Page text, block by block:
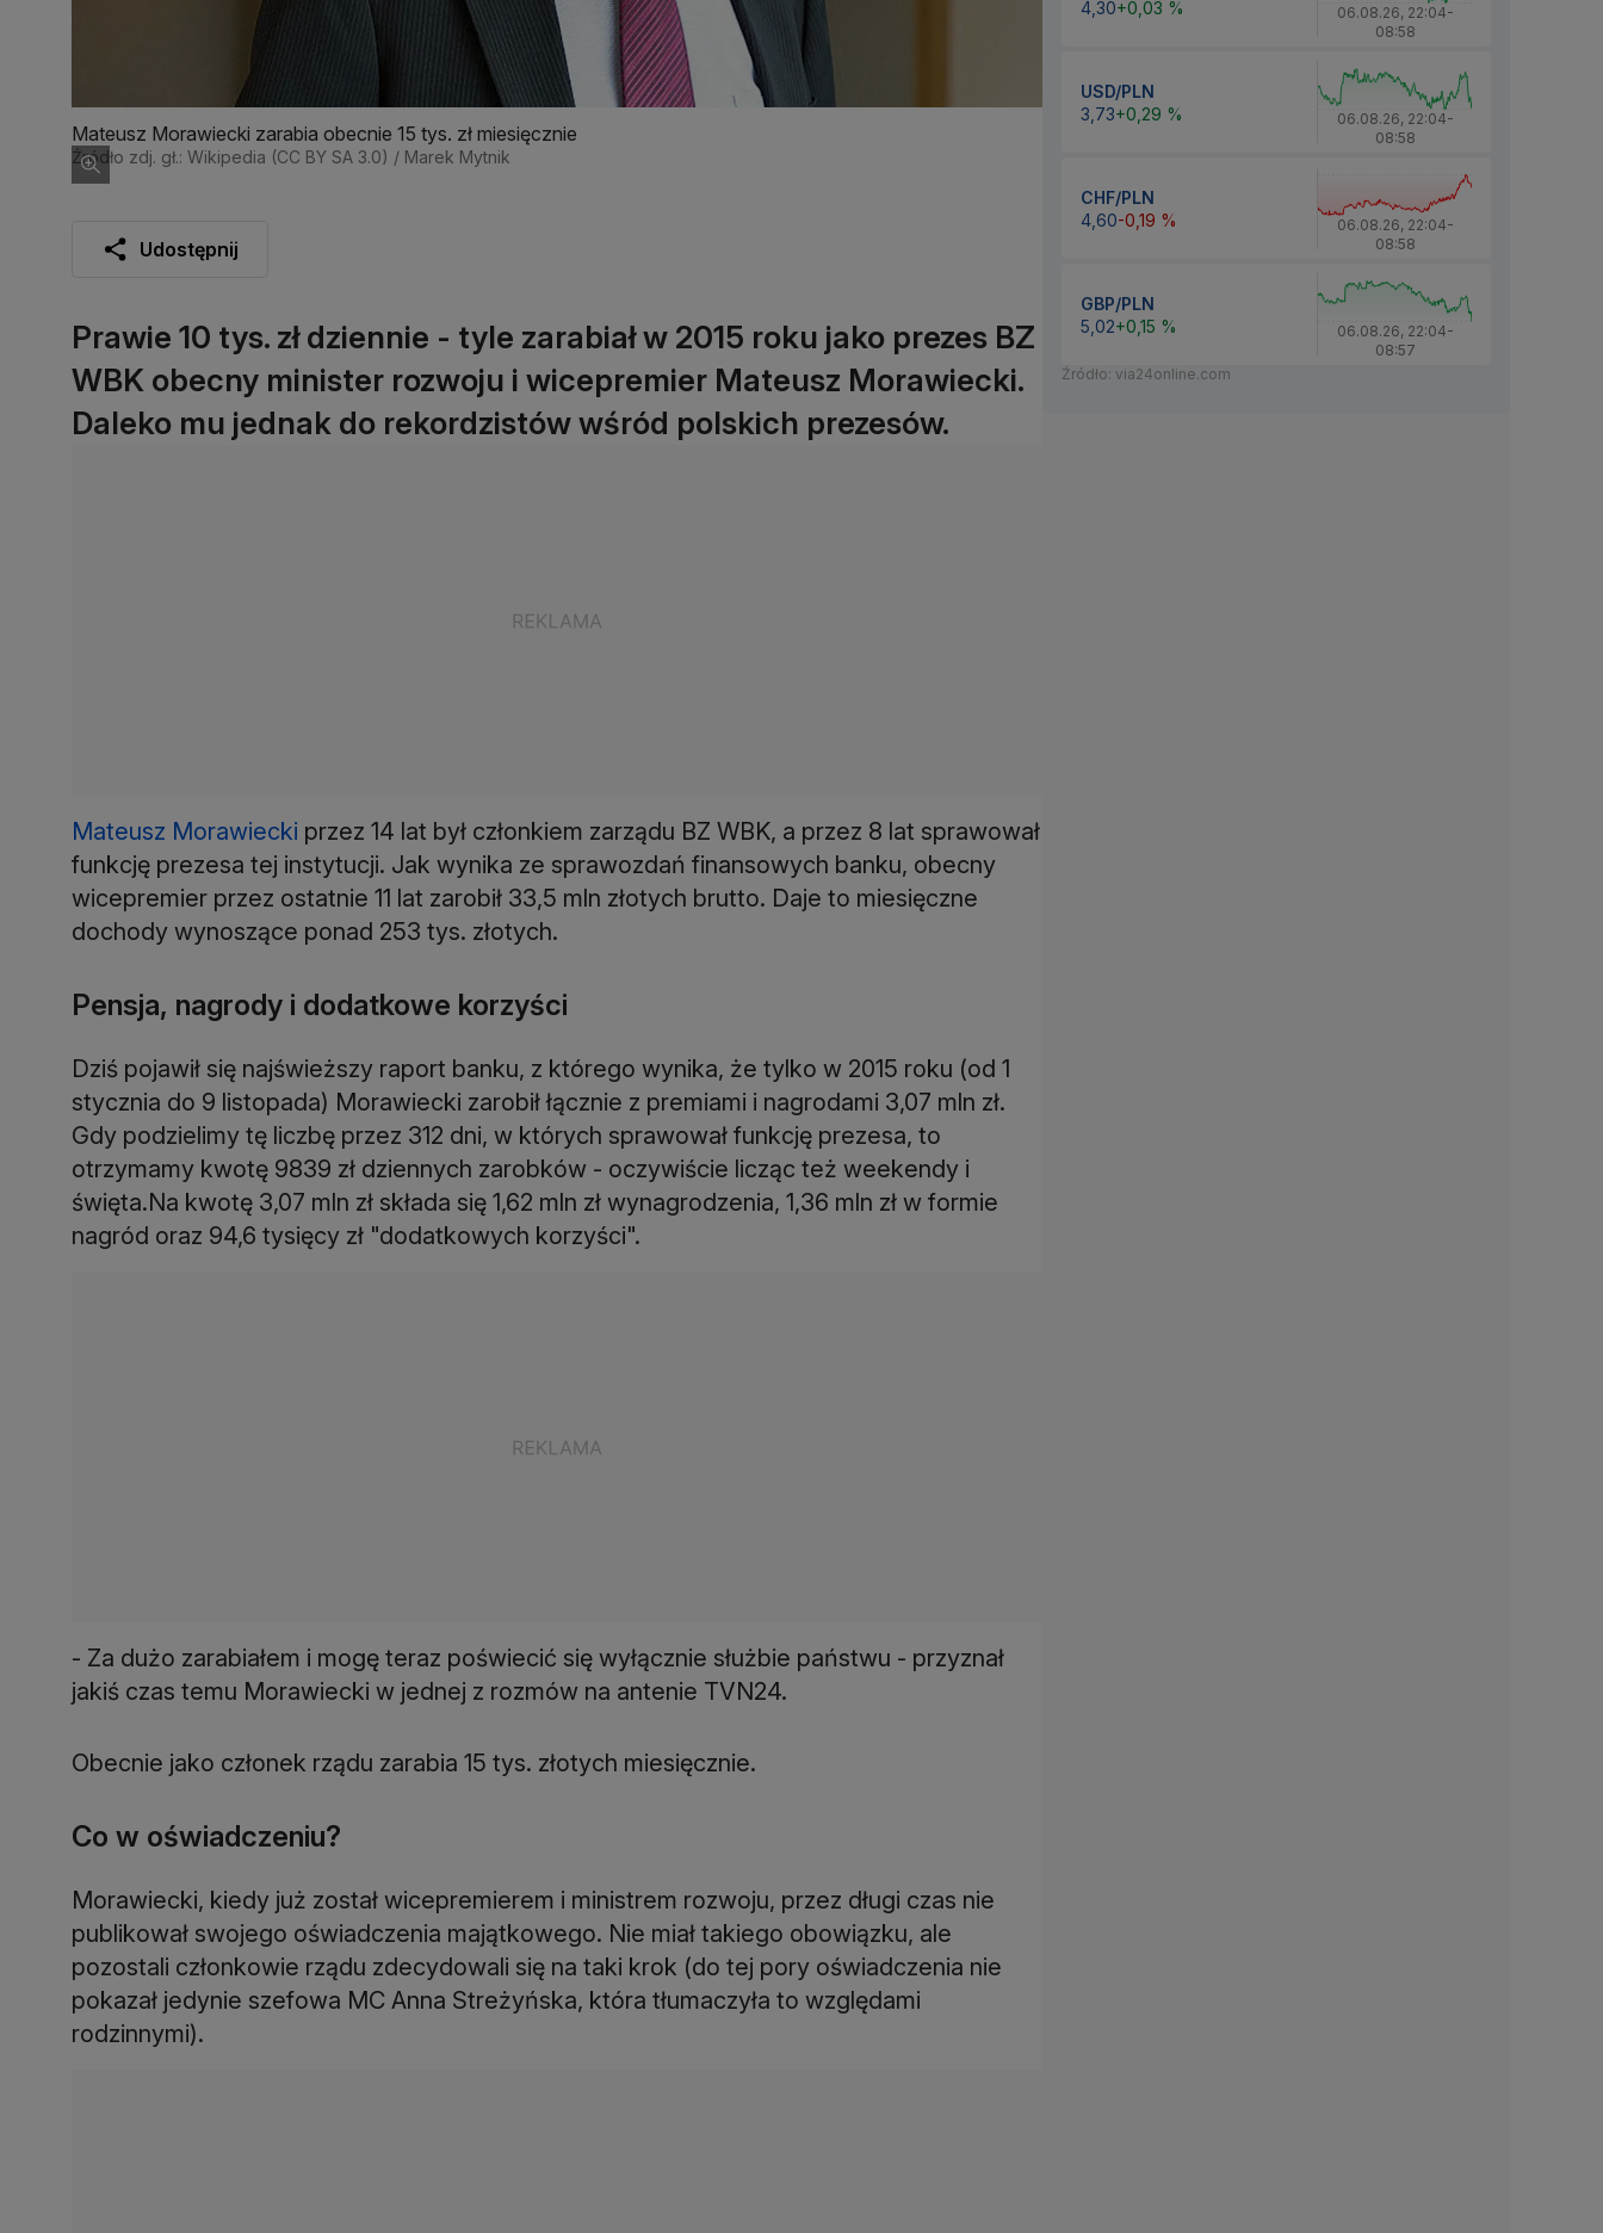
Mateusz Morawiecki zarabia obecnie 15 tys. zł miesięcznie
Źródło zdj. gł.: Wikipedia (CC BY SA 3.0) / Marek Mytnik
Udostępnij
Prawie 10 tys. zł dziennie - tyle zarabiał w 2015 roku jako prezes BZ
WBK obecny minister rozwoju i wicepremier Mateusz Morawiecki.
Daleko mu jednak do rekordzistów wśród polskich prezesów.
Mateusz Morawiecki przez 14 lat był członkiem zarządu BZ WBK, a przez 8 lat sprawował
funkcję prezesa tej instytucji. Jak wynika ze sprawozdań finansowych banku, obecny
wicepremier przez ostatnie 11 lat zarobił 33,5 mln złotych brutto. Daje to miesięczne
dochody wynoszące ponad 253 tys. złotych.
Pensja, nagrody i dodatkowe korzyści
Dziś pojawił się najświeższy raport banku, z którego wynika, że tylko w 2015 roku (od 1
stycznia do 9 listopada) Morawiecki zarobił łącznie z premiami i nagrodami 3,07 mln zł.
Gdy podzielimy tę liczbę przez 312 dni, w których sprawował funkcję prezesa, to
otrzymamy kwotę 9839 zł dziennych zarobków - oczywiście licząc też weekendy i
święta.Na kwotę 3,07 mln zł składa się 1,62 mln zł wynagrodzenia, 1,36 mln zł w formie
nagród oraz 94,6 tysięcy zł "dodatkowych korzyści".
- Za dużo zarabiałem i mogę teraz poświecić się wyłącznie służbie państwu - przyznał
jakiś czas temu Morawiecki w jednej z rozmów na antenie TVN24.
Obecnie jako członek rządu zarabia 15 tys. złotych miesięcznie.
Co w oświadczeniu?
Morawiecki, kiedy już został wicepremierem i ministrem rozwoju, przez długi czas nie
publikował swojego oświadczenia majątkowego. Nie miał takiego obowiązku, ale
pozostali członkowie rządu zdecydowali się na taki krok (do tej pory oświadczenia nie
pokazał jedynie szefowa MC Anna Streżyńska, która tłumaczyła to względami
rodzinnymi).
4,30+0,03 % 06.08.26, 22:04-
08:58
USD/PLN
3,73+0,29 % 06.08.26, 22:04-
08:58
CHF/PLN
4,60-0,19 % 06.08.26, 22:04-
08:58
GBP/PLN
5,02+0,15 % 06.08.26, 22:04-
08:57
Źródło: via24online.com